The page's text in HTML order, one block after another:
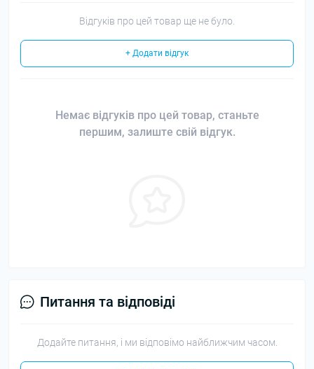
Відгуків про цей товар ще не було.
+ Додати відгук
Немає відгуків про цей товар, станьте
першим, залиште свій відгук.
Питання та відповіді
Додайте питання, і ми відповімо найближчим часом.